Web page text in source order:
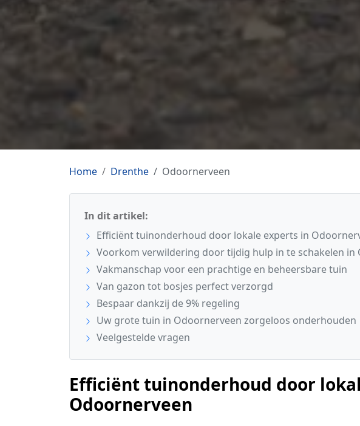
Home Drenthe Odoornerveen
In dit artikel:
Efficiënt tuinonderhoud door lokale experts in
Voorkom verwildering door tijdig hulp in te schakelen in
Vakmanschap voor een prachtige en beheersbare tuin
Van gazon tot bosjes perfect verzorgd
Bespaar dankzij de 9% regeling
Uw grote tuin in Odoornerveen zorgeloos onderhouden
Veelgestelde vragen
Efficiënt tuinonderhoud door
Odoornerveen